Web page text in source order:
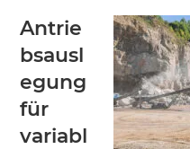
Antrie
bsausl
egung
für
variabl